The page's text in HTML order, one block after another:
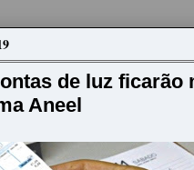
de luz ficarão
Aneel